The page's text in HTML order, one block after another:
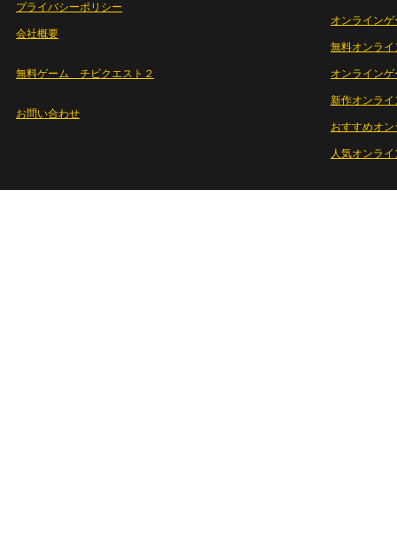
プライバシーポリシー
会社概要
無料ゲーム チビクエスト２
お問い合わせ
オンラインゲ
無料オンライ
オンライン
新作オンライ
おすすめオ
人気オンラ